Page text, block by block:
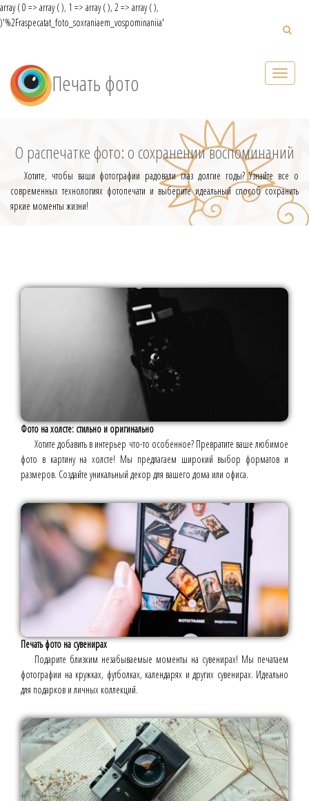
array ( 0 => array ( ), 1 => array ( ), 2 => array ( ),
)'%2Fraspecatat_foto_soxraniaem_vospominaniia'
Печать фото
О распечатке фото: о сохранении воспоминаний
Хотите, чтобы ваши фотографии радовали глаз долгие годы? Узнайте все о
современных технологиях фотопечати и выберите идеальный способ сохранить
яркие моменты жизни!
Фото на холсте: стильно и оригинально
Хотите добавить в интерьер что-то особенное? Превратите ваше любимое
фото в картину на холсте! Мы предлагаем широкий выбор форматов и
размеров. Создайте уникальный декор для вашего дома или офиса.
Печать фото на сувенирах
Подарите близким незабываемые моменты на сувенирах! Мы печатаем
фотографии на кружках, футболках, календарях и других сувенирах. Идеально
для подарков и личных коллекций.